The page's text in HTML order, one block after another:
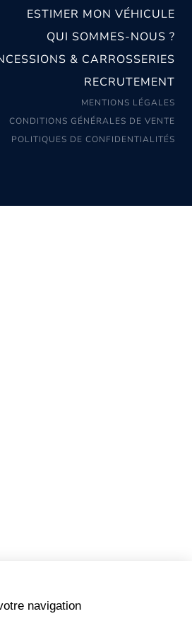
ESTIMER MON VÉHICULE
QUI SOMMES-NOUS ?
& CARROSSERIES
RECRUTEMENT
MENTIONS LÉGALES
CONDITIONS GÉNÉRALES DE VENTE
POLITIQUES DE CONFIDENTIALITÉS